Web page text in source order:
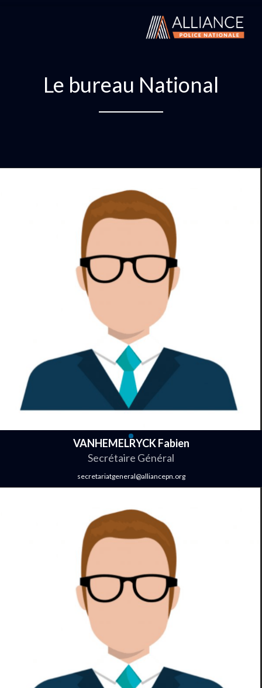
Le bureau National
VANHEMELRYCK Fabien
Secrétaire Général
secretariatgeneral@alliancepn.org